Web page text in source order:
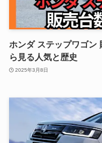
ホンダ ステップワゴン
ら見る人気と歴史
2025年3月8日